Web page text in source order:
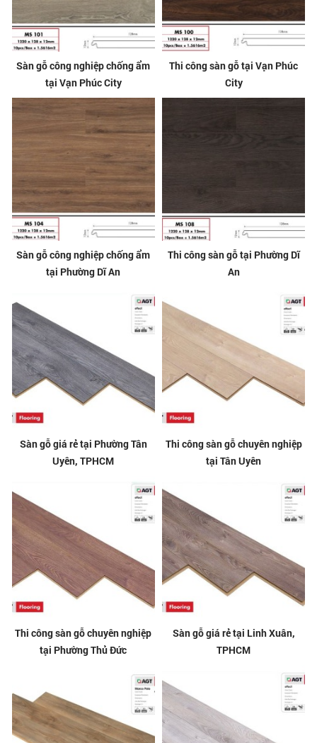
Sàn gỗ công nghiệp chống ẩm
tại Vạn Phúc City
Thi công sàn gỗ tại Vạn Phúc
City
Sàn gỗ công nghiệp chống ẩm
tại Phường Dĩ An
Thi công sàn gỗ tại Phường Dĩ
An
Sàn gỗ giá rẻ tại Phường Tân
Uyên, TPHCM
Thi công sàn gỗ chuyên nghiệp
tại Tân Uyên
Thi công sàn gỗ chuyên nghiệp
tại Phường Thủ Đức
Sàn gỗ giá rẻ tại Linh Xuân,
TPHCM